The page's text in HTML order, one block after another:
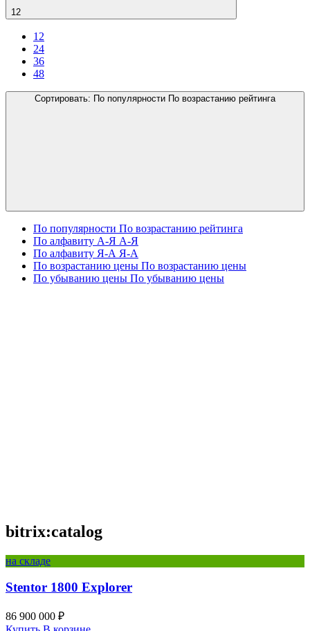
12
12
24
36
48
Сортировать: По популярности По возрастанию рейтинга
По популярности По возрастанию рейтинга
По алфавиту А-Я А-Я
По алфавиту Я-А Я-А
По возрастанию цены По возрастанию цены
По убыванию цены По убыванию цены
bitrix:catalog
на складе
Stentor 1800 Explorer
86 900 000 ₽